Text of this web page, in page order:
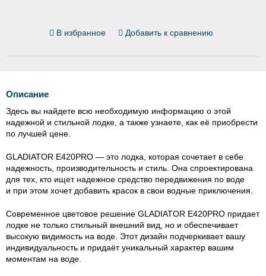
В избранное Добавить к сравнению
Описание
Здесь вы найдете всю необходимую информацию о этой
надежной и стильной лодке, а также узнаете, как её приобрести
по лучшей цене.
GLADIATOR E420PRO — это лодка, которая сочетает в себе
надежность, производительность и стиль. Она спроектирована
для тех, кто ищет надежное средство передвижения по воде
и при этом хочет добавить красок в свои водные приключения.
Современное цветовое решение GLADIATOR E420PRO придает
лодке не только стильный внешний вид, но и обеспечивает
высокую видимость на воде. Этот дизайн подчеркивает вашу
индивидуальность и придаёт уникальный характер вашим
моментам на воде.